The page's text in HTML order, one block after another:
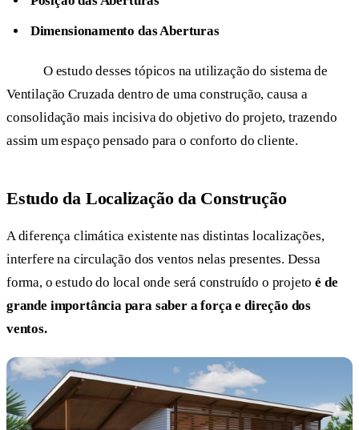
Dimensionamento das Aberturas
O estudo desses tópicos na utilização do sistema de
Ventilação Cruzada dentro de uma construção, causa a
consolidação mais incisiva do objetivo do projeto, trazendo
assim um espaço pensado para o conforto do cliente.
Estudo da Localização da Construção
A diferença climática existente nas distintas localizações,
interfere na circulação dos ventos nelas presentes. Dessa
forma, o estudo do local onde será construído o projetoé de
grande importância para saber a força e direção dos
ventos.